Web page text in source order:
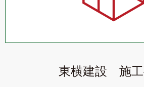
東横建設 施工